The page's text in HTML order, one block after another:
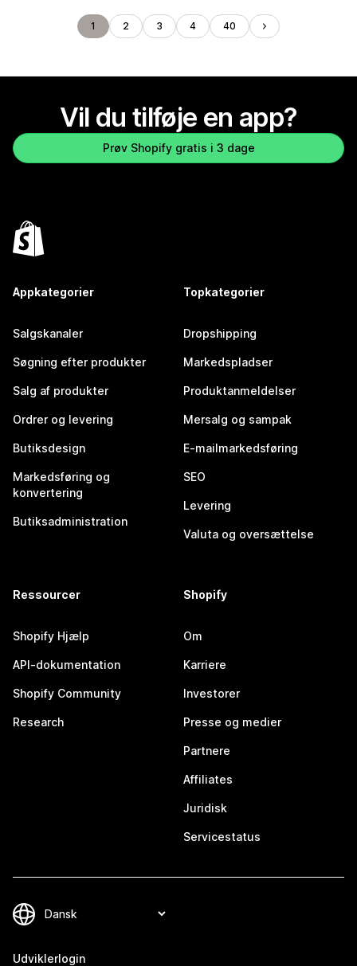
1 2 3 4 40
Vil du tilføje en app?
Prøv Shopify gratis i 3 dage
Appkategorier
Salgskanaler
Søgning efter produkter
Salg af produkter
Ordrer og levering
Butiksdesign
Markedsføring og
konvertering
Butiksadministration
Topkategorier
Dropshipping
Markedspladser
Produktanmeldelser
Mersalg og sampak
E-mailmarkedsføring
SEO
Levering
Valuta og oversættelse
Ressourcer
Shopify Hjælp
API-dokumentation
Shopify Community
Research
Shopify
Om
Karriere
Investorer
Presse og medier
Partnere
Affiliates
Juridisk
Servicestatus
Udviklerlogin